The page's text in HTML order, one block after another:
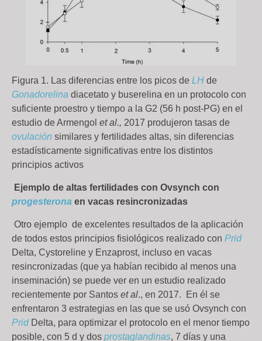
Figura 1. Las diferencias entre los picos de LH de
Gonadorelina diacetato y buserelina en un protocolo con
suficiente proestro y tiempo a la G2 (56 h post-PG) en el
estudio de Armengol et al., 2017 produjeron tasas de
ovulación similares y fertilidades altas, sin diferencias
estadísticamente significativas entre los distintos
principios activos
Ejemplo de altas fertilidades con Ovsynch con
progesterona en vacas resincronizadas
Otro ejemplo de excelentes resultados de la aplicación
de todos estos principios fisiológicos realizado con Prid
Delta, Cystoreline y Enzaprost, incluso en vacas
resincronizadas (que ya habían recibido al menos una
inseminación) se puede ver en un estudio realizado
recientemente por Santos et al., en 2017. En él se
enfrentaron 3 estrategias en las que se usó Ovsynch con
PridDelta, para optimizar el protocolo en el menor tiempo
posible, con 5 d y dos prostaglandinas, 7 días y una